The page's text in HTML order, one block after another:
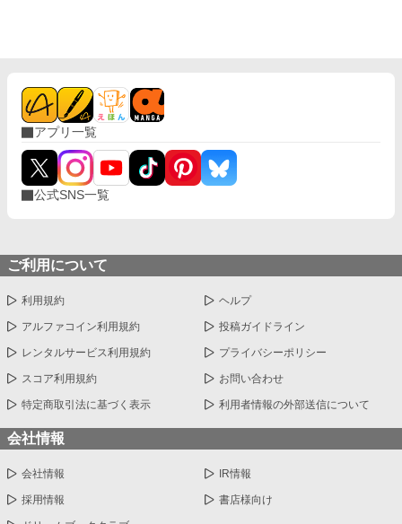
アプリ一覧
公式SNS一覧
ご利用について
利用規約 ヘルプ
アルファコイン利用規約 投稿ガイドライン
レンタルサービス利用規約 プライバシーポリシー
スコア利用規約 お問い合わせ
特定商取引法に基づく表示 利用者情報の外部送信について
会社情報
会社情報 IR情報
採用情報 書店様向け